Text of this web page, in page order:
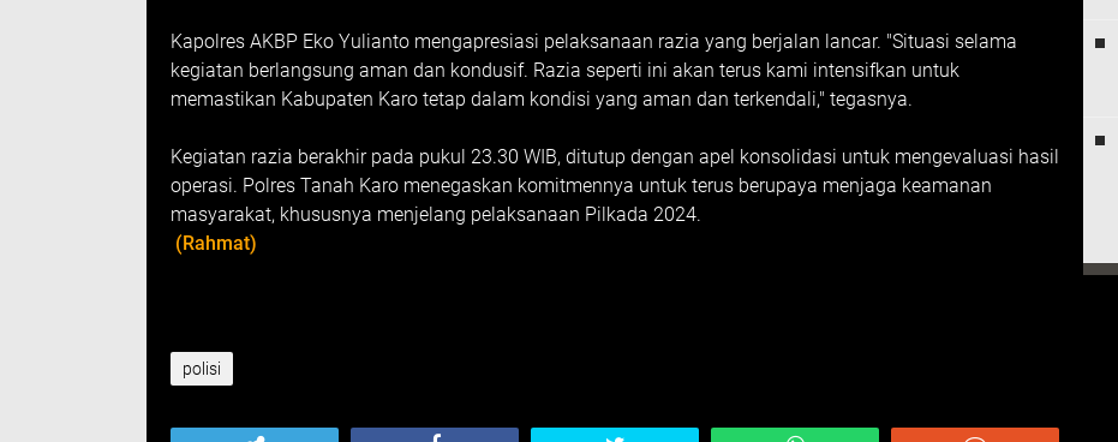
Kapolres AKBP Eko Yulianto mengapresiasi pelaksanaan razia yang berjalan lancar. "Situasi selama
kegiatan berlangsung aman dan kondusif. Razia seperti ini akan terus kami intensifkan untuk
memastikan Kabupaten Karo tetap dalam kondisi yang aman dan terkendali," tegasnya.
Kegiatan razia berakhir pada pukul 23.30 WIB, ditutup dengan apel konsolidasi untuk mengevaluasi hasil
operasi. Polres Tanah Karo menegaskan komitmennya untuk terus berupaya menjaga keamanan
masyarakat, khususnya menjelang pelaksanaan Pilkada 2024.
(Rahmat)
polisi